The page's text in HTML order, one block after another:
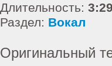
Длительность: 3:29
Раздел: Вокал
Оригинальный